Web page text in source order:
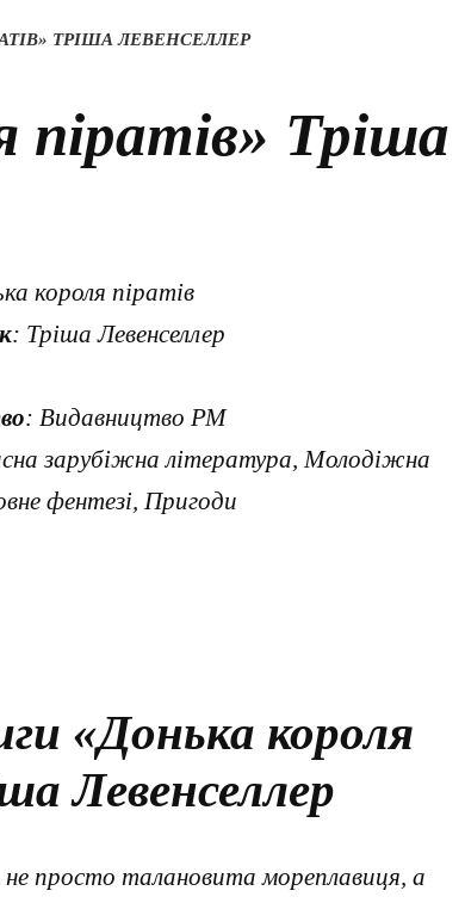
ТРІША ЛЕВЕНСЕЛЛЕР
піратів» Тріша
короля піратів
: Тріша Левенселлер
: Видавництво РМ
зарубіжна література, Молодіжна
фентезі, Пригоди
«Донька короля
Левенселлер
просто талановита мореплавиця, а